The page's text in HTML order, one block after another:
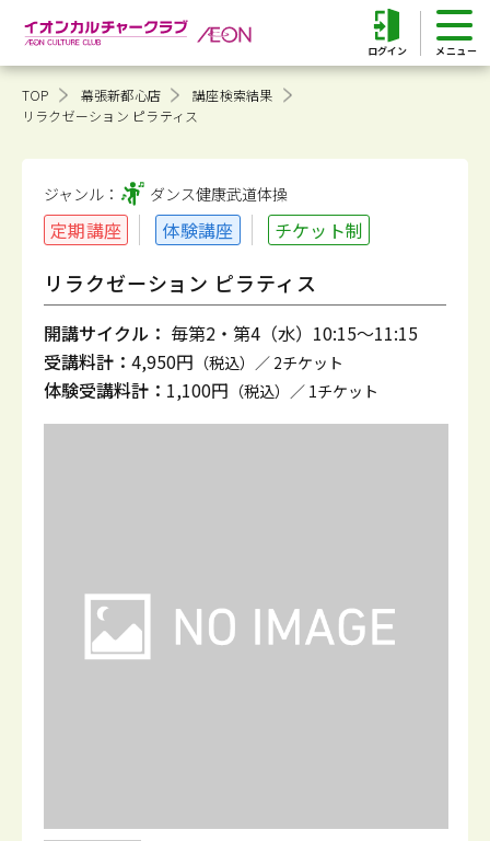
ログイン
TOP 幕張新都心店
講座検索結果
リラクゼーション ピラティス
ジャンル： ダンス健康武道体操
定期講座 体験講座 チケット制
リラクゼーション ピラティス
開講サイクル： 毎第2・第4（水）10:15～11:15
受講料計： 4,950円 （税込）／ 2チケット
体験受講料計： 1,100円 （税込）／ 1チケット